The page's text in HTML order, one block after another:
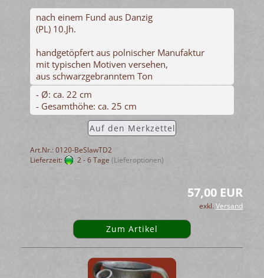
nach einem Fund aus Danzig
(PL) 10.Jh.
handgetöpfert aus polnischer Manufaktur
mit typischen Motiven versehen,
aus schwarzgebranntem Ton
- Ø: ca. 22 cm
- Gesamthöhe: ca. 25 cm
Auf den Merkzettel
Art.Nr.: 0120-BeSlawTD2
Lieferzeit:
2 - 6 Tage (Lieferoptionen)
57,00 EUR
exkl.Versand
Zum Artikel